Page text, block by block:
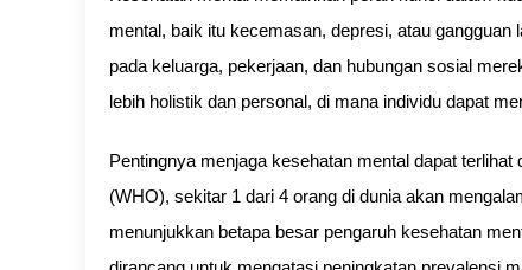
mental, baik itu kecemasan, depresi, atau
pada keluarga, pekerjaan, dan hubungan sosial
lebih holistik dan personal, di mana individu dapat
Pentingnya menjaga kesehatan mental dapat
(WHO), sekitar 1 dari 4 orang di dunia akan
menunjukkan betapa besar pengaruh kesehatan